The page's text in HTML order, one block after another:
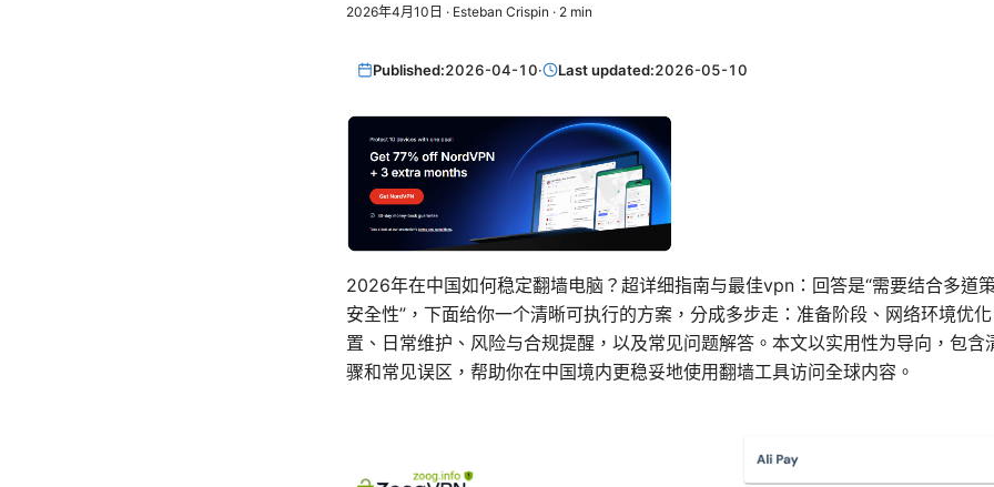
2026年4月10日 · Esteban Crispin · 2 min
Published:2026-04-10· Last updated:2026-05-10
2026年在中国如何稳定翻墙电脑？超详细指南与最佳vpn：回答是“需要结合多道
安全性”，下面给你一个清晰可执行的方案，分成多步走：准备阶段、网络环境优
置、日常维护、风险与合规提醒，以及常见问题解答。本文以实用性为导向，包含
骤和常见误区，帮助你在中国境内更稳妥地使用翻墙工具访问全球内容。